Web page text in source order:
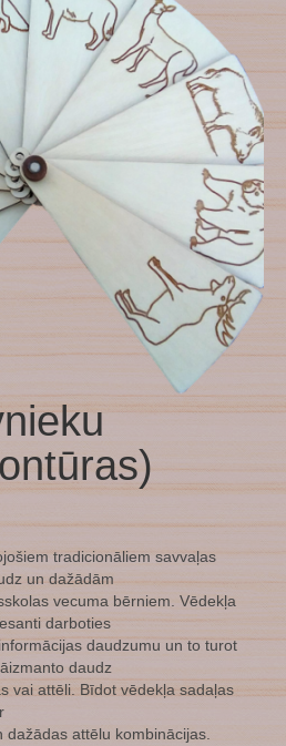
tradicionāliem savvaļas
un dažādām
vecuma bērniem. Vēdekļa
darboties
daudzumu un to turot
daudz
vai attēli. Bīdot vēdekļa sadaļas
attēlu kombinācijas.